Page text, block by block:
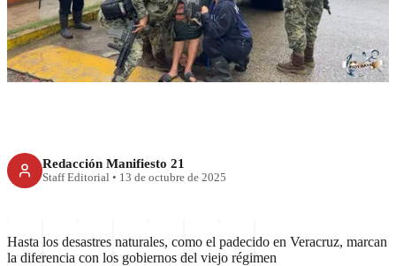
Los buitres en Veracruz
Redacción Manifiesto 21
Staff Editorial • 13 de octubre de 2025
Hasta los desastres naturales, como el padecido en Veracruz, marcan
la diferencia con los gobiernos del viejo régimen